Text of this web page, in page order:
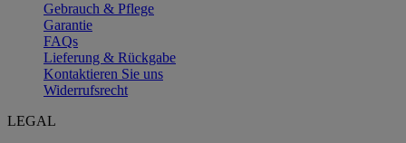
Gebrauch & Pflege
Garantie
FAQs
Lieferung & Rückgabe
Kontaktieren Sie uns
Widerrufsrecht
LEGAL